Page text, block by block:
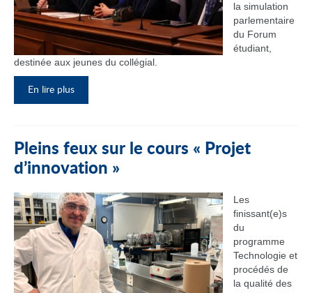
la simulation
parlementaire
du Forum
étudiant,
destinée aux jeunes du collégial.
En lire plus
Pleins feux sur le cours « Projet
d’innovation »
Les
finissant(e)s
du
programme
Technologie et
procédés de
la qualité des